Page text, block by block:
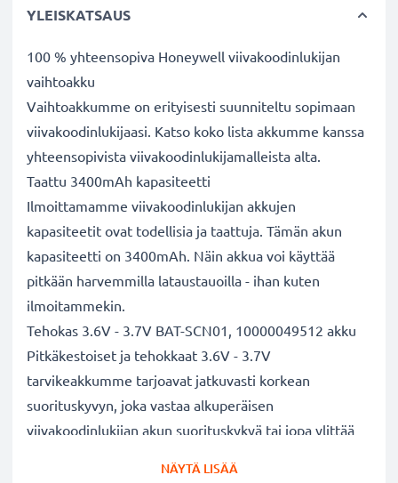
YLEISKATSAUS
100 % yhteensopiva Honeywell viivakoodinlukijan
vaihtoakku
Vaihtoakkumme on erityisesti suunniteltu sopimaan
viivakoodinlukijaasi. Katso koko lista akkumme kanssa
yhteensopivista viivakoodinlukijamalleista alta.
Taattu 3400mAh kapasiteetti
Ilmoittamamme viivakoodinlukijan akkujen
kapasiteetit ovat todellisia ja taattuja. Tämän akun
kapasiteetti on 3400mAh. Näin akkua voi käyttää
pitkään harvemmilla lataustauoilla - ihan kuten
ilmoitammekin.
Tehokas 3.6V - 3.7V BAT-SCN01, 10000049512 akku
Pitkäkestoiset ja tehokkaat 3.6V - 3.7V
tarvikeakkumme tarjoavat jatkuvasti korkean
suorituskyvyn, joka vastaa alkuperäisen
viivakoodinlukijan akun suorituskykyä tai jopa ylittää
NÄYTÄ LISÄÄ